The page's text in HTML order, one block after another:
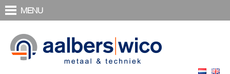
MENU